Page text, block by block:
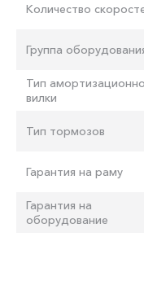
Количество
Группа
Тип
вилки
Тип тормозов
Гарантия на раму
Гарантия на
оборудование